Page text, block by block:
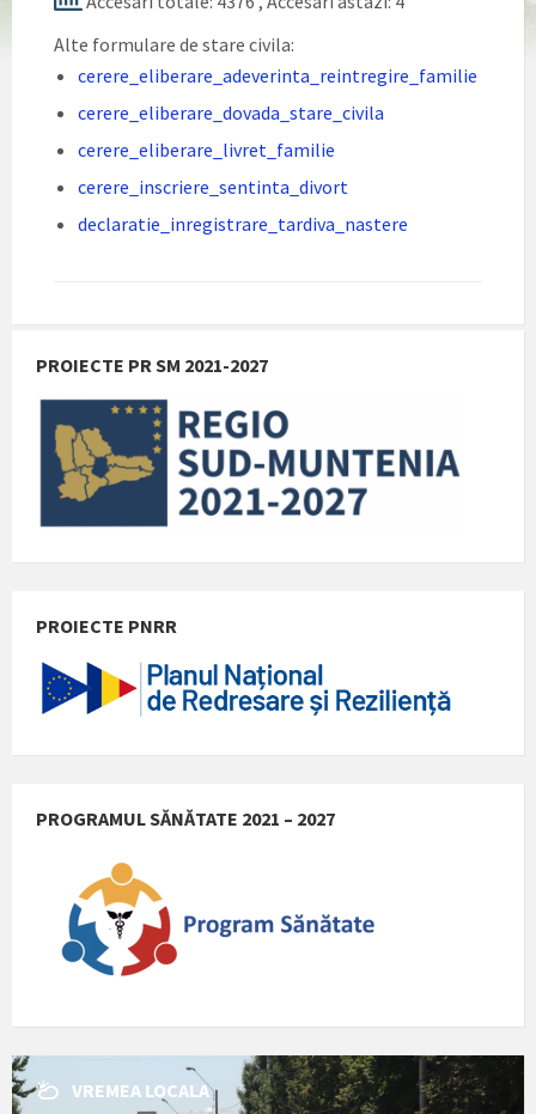
Alte formulare de stare civila:
cerere_eliberare_adeverinta_reintregire_familie
cerere_eliberare_dovada_stare_civila
cerere_eliberare_livret_familie
cerere_inscriere_sentinta_divort
declaratie_inregistrare_tardiva_nastere
PROIECTE PR SM 2021-2027
PROIECTE PNRR
PROGRAMUL SĂNĂTATE 2021 – 2027
VREMEA LOCALA